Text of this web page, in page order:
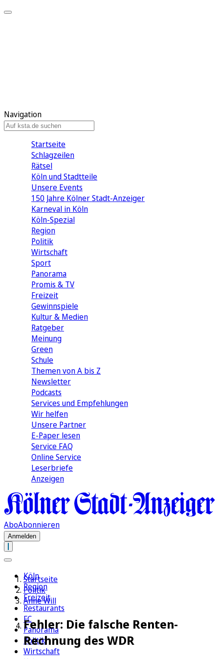
Navigation
Startseite
Schlagzeilen
Rätsel
Köln und Stadtteile
Unsere Events
150 Jahre Kölner Stadt-Anzeiger
Karneval in Köln
Köln-Spezial
Region
Politik
Wirtschaft
Sport
Panorama
Promis & TV
Freizeit
Gewinnspiele
Kultur & Medien
Ratgeber
Meinung
Green
Schule
Themen von A bis Z
Newsletter
Podcasts
Services und Empfehlungen
Wir helfen
Unsere Partner
E-Paper lesen
Service FAQ
Online Service
Leserbriefe
Anzeigen
AboAbonnieren
Anmelden
Köln
Region
Freizeit
Restaurants
FC
Panorama
Politik
Wirtschaft
Startseite
Politik
Anne Will
Fehler: Die falsche Renten-
Rechnung des WDR